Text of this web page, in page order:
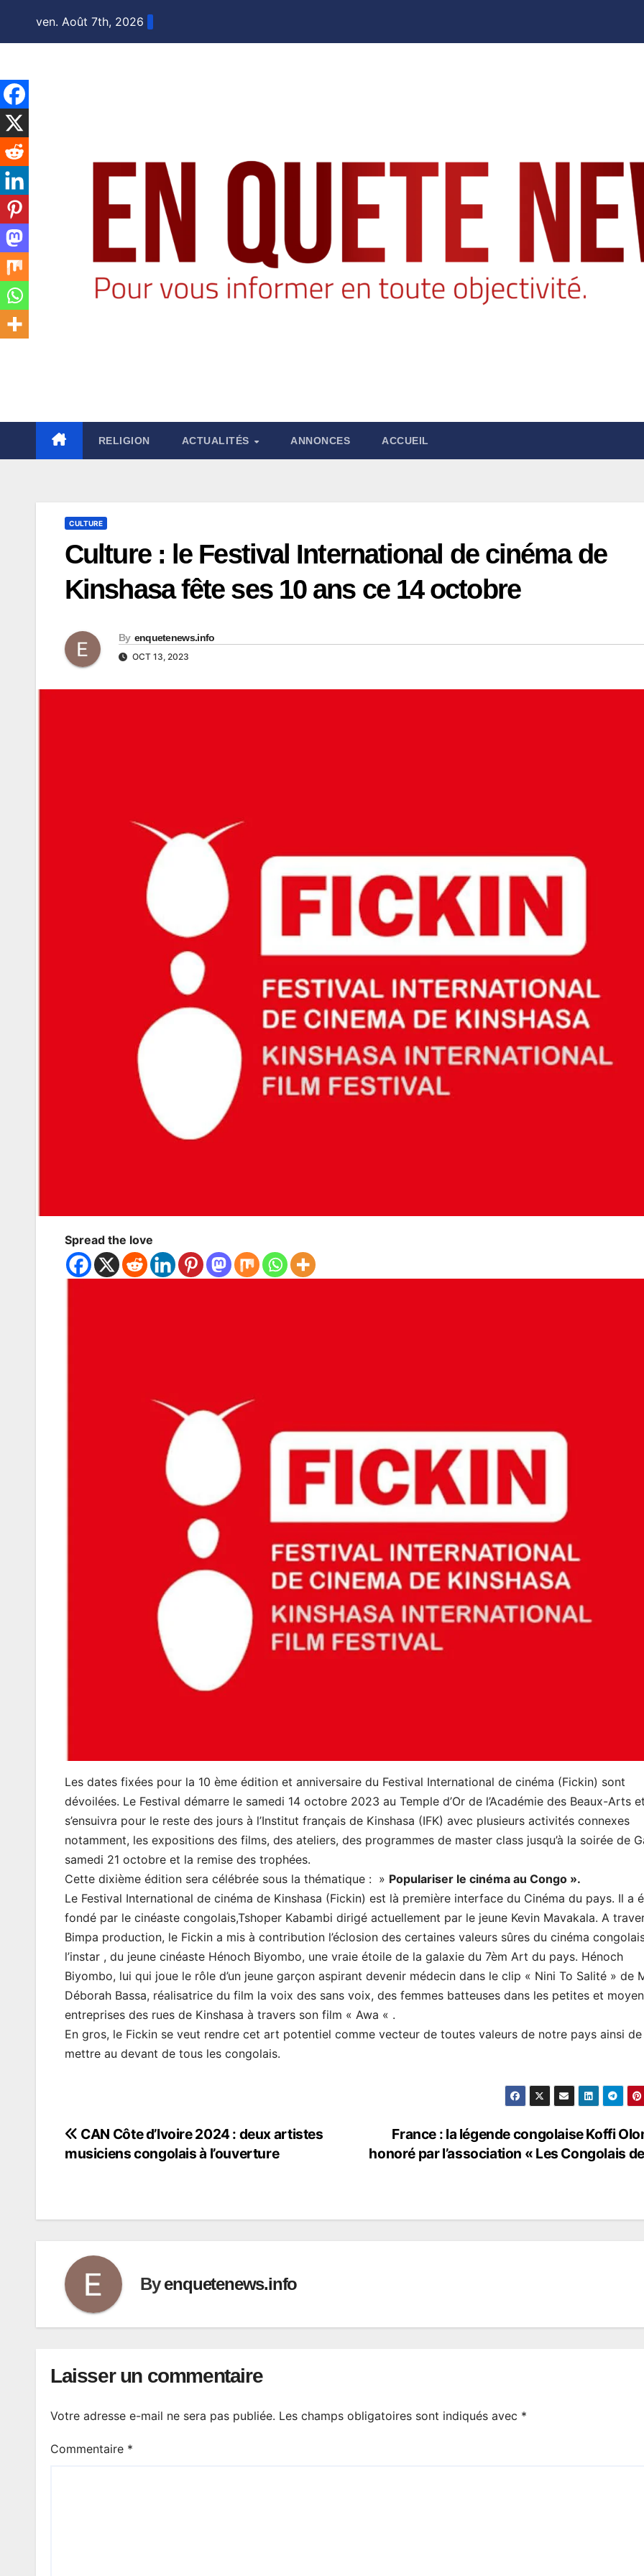
ven. Août 7th, 2026
RELIGION ACTUALITÉS ANNONCES ACCUEIL
CULTURE
Culture : le Festival International de cinéma de
Kinshasa fête ses 10 ans ce 14 octobre
By enquetenews.info
OCT 13, 2023
Spread the love
Les dates fixées pour la 10 ème édition et anniversaire du Festival International de cinéma (Fickin) sont
dévoilées. Le Festival démarre le samedi 14 octobre 2023 au Temple d’Or de l’Académie des Beaux-Arts et
s’ensuivra pour le reste des jours à l’Institut français de Kinshasa (IFK) avec plusieurs activités connexes
notamment, les expositions des films, des ateliers, des programmes de master class jusqu’à la soirée de
samedi 21 octobre et la remise des trophées.
Cette dixième édition sera célébrée sous la thématique : » Populariser le cinéma au Congo ».
Le Festival International de cinéma de Kinshasa (Fickin) est là première interface du Cinéma du pays. Il a
fondé par le cinéaste congolais,Tshoper Kabambi dirigé actuellement par le jeune Kevin Mavakala. A
Bimpa production, le Fickin a mis à contribution l’éclosion des certaines valeurs sûres du cinéma
l’instar , du jeune cinéaste Hénoch Biyombo, une vraie étoile de la galaxie du 7èm Art du pays. Hénoch
Biyombo, lui qui joue le rôle d’un jeune garçon aspirant devenir médecin dans le clip « Nini To Salité » de
Déborah Bassa, réalisatrice du film la voix des sans voix, des femmes batteuses dans les petites et
entreprises des rues de Kinshasa à travers son film « Awa « .
En gros, le Fickin se veut rendre cet art potentiel comme vecteur de toutes valeurs de notre pays ainsi
mettre au devant de tous les congolais.
Navigation
France : la légende congolaise Koffi
honoré par l’association « Les Congolais
CAN Côte d’Ivoire 2024 : deux artistes
musiciens congolais à l’ouverture
Byenquetenews.info
Laisser un commentaire
Votre adresse e-mail ne sera pas publiée. Les champs obligatoires sont indiqués avec *
Commentaire *